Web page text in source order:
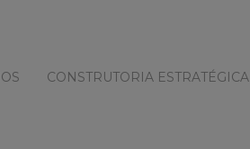
CONSTRUTORIA ESTRATÉGICA